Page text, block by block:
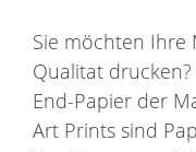
Sie möchten Ihre
Qualitat
End-Papier der
Art Prints sind